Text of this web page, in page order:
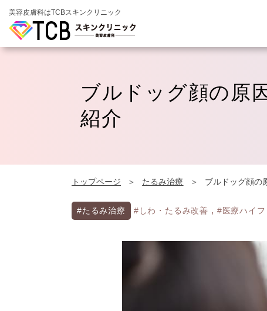
美容皮膚科はTCBスキンクリニック
ブルドッグ顔の原
紹介
トップページ たるみ治療 ブルドッグ顔の
#たるみ治療 #しわ・たるみ改善 , #医療ハイフ